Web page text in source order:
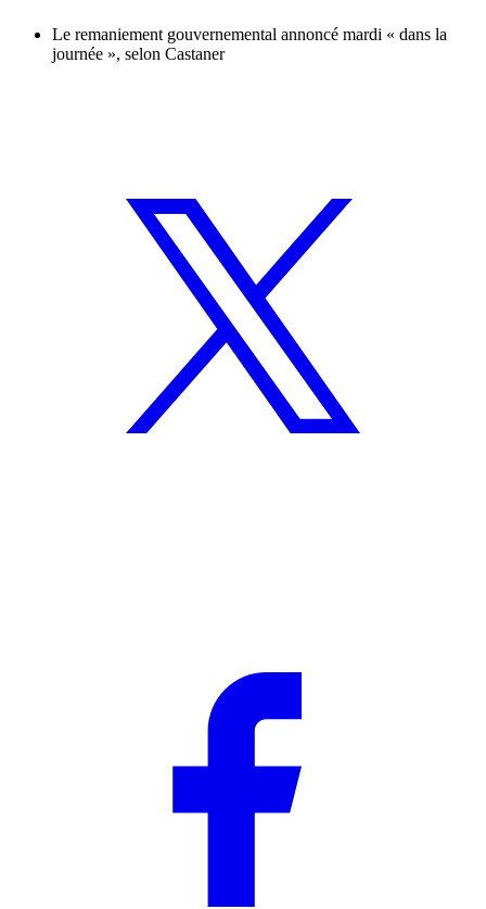
Le remaniement gouvernemental annoncé mardi « dans la
journée », selon Castaner